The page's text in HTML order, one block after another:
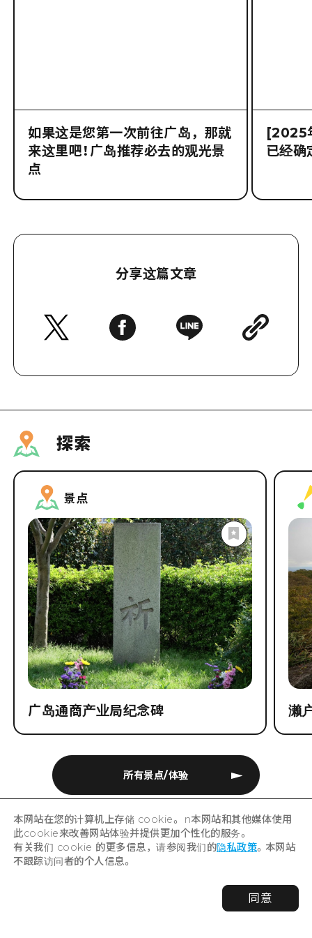
如果这是您第一次前往广岛，那就
来这里吧！广岛推荐必去的观光景
点
[2025
已经确
分享这篇文章
探索
所有景点/体验
景点
广岛通商产业局纪念碑 濑
本网站在您的计算机上存储 cookie。 n本网站和其他媒体使用
此cookie来改善网站体验并提供更加个性化的服务。
有关我们 cookie 的更多信息，请参阅我们的隐私政策。本网站
不跟踪访问者的个人信息。
同意